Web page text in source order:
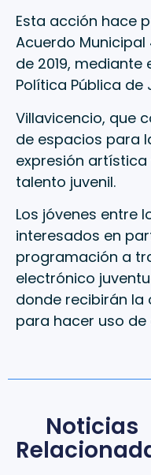
Esta acción hace
Acuerdo
de 2019,
Política Pública de
Villavicencio, que
de espacios para
expresión artística
talento juvenil.
Los jóvenes entre
interesados en
programación a
electrónico
donde recibirán la
para hacer uso de
Noticias